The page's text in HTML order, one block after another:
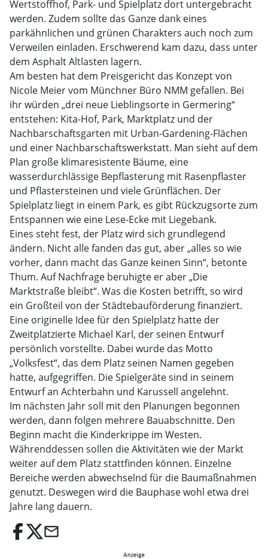
Wertstoffhof, Park- und Spielplatz dort untergebracht
werden. Zudem sollte das Ganze dank eines
parkähnlichen und grünen Charakters auch noch zum
Verweilen einladen. Erschwerend kam dazu, dass unter
dem Asphalt Altlasten lagern.
Am besten hat dem Preisgericht das Konzept von
Nicole Meier vom Münchner Büro NMM gefallen. Bei
ihr würden „drei neue Lieblingsorte in Germering“
entstehen: Kita-Hof, Park, Marktplatz und der
Nachbarschaftsgarten mit Urban-Gardening-Flächen
und einer Nachbarschaftswerkstatt. Man sieht auf dem
Plan große klimaresistente Bäume, eine
wasserdurchlässige Bepflasterung mit Rasenpflaster
und Pflastersteinen und viele Grünflächen. Der
Spielplatz liegt in einem Park, es gibt Rückzugsorte zum
Entspannen wie eine Lese-Ecke mit Liegebank.
Eines steht fest, der Platz wird sich grundlegend
ändern. Nicht alle fanden das gut, aber „alles so wie
vorher, dann macht das Ganze keinen Sinn“, betonte
Thum. Auf Nachfrage beruhigte er aber „Die
Marktstraße bleibt“. Was die Kosten betrifft, so wird
ein Großteil von der Städtebauförderung finanziert.
Eine originelle Idee für den Spielplatz hatte der
Zweitplatzierte Michael Karl, der seinen Entwurf
persönlich vorstellte. Dabei wurde das Motto
„Volksfest“, das dem Platz seinen Namen gegeben
hatte, aufgegriffen. Die Spielgeräte sind in seinem
Entwurf an Achterbahn und Karussell angelehnt.
Im nächsten Jahr soll mit den Planungen begonnen
werden, dann folgen mehrere Bauabschnitte. Den
Beginn macht die Kinderkrippe im Westen.
Währenddessen sollen die Aktivitäten wie der Markt
weiter auf dem Platz stattfinden können. Einzelne
Bereiche werden abwechselnd für die Baumaßnahmen
genutzt. Deswegen wird die Bauphase wohl etwa drei
Jahre lang dauern.
email